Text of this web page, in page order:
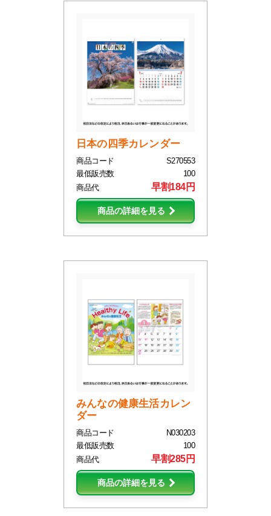
日本の四季カレンダー
商品コード
S270553
最低販売数
100
商品代
早割184円
商品の詳細を見る
みんなの健康生活カレン
ダー
商品コード
N030203
最低販売数
100
商品代
早割285円
商品の詳細を見る